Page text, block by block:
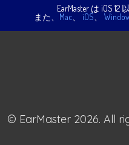
EarMaster は iOS
また、 Mac iOS
© EarMaster 2026. All